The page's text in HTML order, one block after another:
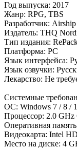
Год выпуска: 2017
Жанр: RPG, TBS
Разработчик:
Издатель: THQ
Тип издания:
Платформа: PC
Язык интерфейса:
Язык озвучки:
Лекарство: Не
Cистемные
ОС: Windows 7 / 8 /
Процессор: 2.0 GHz
Оперативная
Видеокарта: Intel
Место на диске: 4